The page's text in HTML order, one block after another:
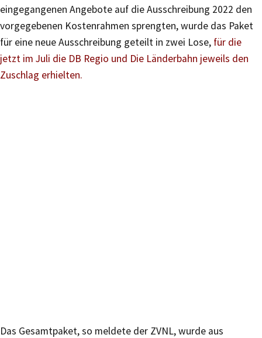
eingegangenen Angebote auf die Ausschreibung 2022 den
vorgegebenen Kostenrahmen sprengten, wurde das Paket
für eine neue Ausschreibung geteilt in zwei Lose, für die
jetzt im Juli die DB Regio und Die Länderbahn jeweils den
Zuschlag erhielten.
Das Gesamtpaket, so meldete der ZVNL, wurde aus